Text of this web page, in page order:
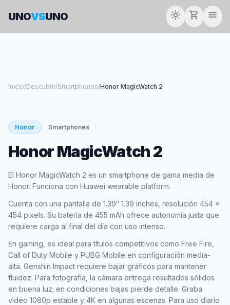
UNOVSUNO light_mode shopping_cart menu
Inicio/Descubrir/Smartphones/Honor MagicWatch 2
Honor Smartphones
Honor MagicWatch 2
El Honor MagicWatch 2 es un smartphone de gama media de
Honor. Funciona con Huawei wearable platform.
Cuenta con una pantalla de 1.39″ 1.39 inches, resolución 454 x
454 pixels. Su batería de 455 mAh ofrece autonomía justa que
requiere carga al final del día con uso intenso.
En gaming, es ideal para títulos competitivos como Free Fire,
Call of Duty Mobile y PUBG Mobile en configuración media-
alta. Genshin Impact requiere bajar gráficos para mantener
fluidez. Para fotografía, la cámara entrega resultados sólidos
en buena luz; en condiciones bajas pierde detalle. Graba
video 1080p estable y 4K en algunas escenas. Para uso diario